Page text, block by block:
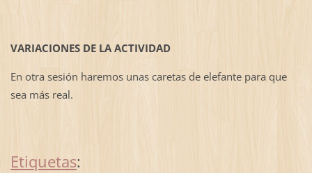
VARIACIONES DE LA ACTIVIDAD
En otra sesión haremos unas caretas de elefante para que
sea más real.
Etiquetas: